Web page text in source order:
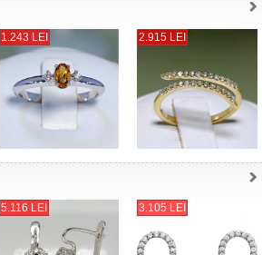
1.243 LEI 2.915 LEI
5.116 LEI 3.105 LEI